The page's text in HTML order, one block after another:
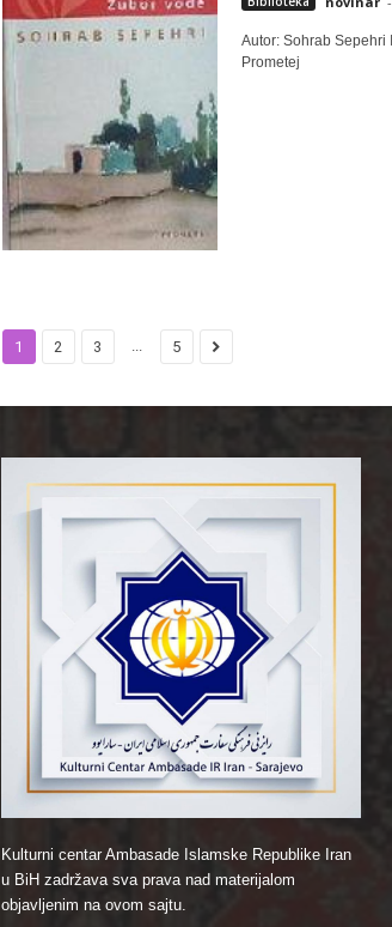
Autor: Sohrab Sepehri
Prometej
1 2 3 ... 5
Kulturni centar Ambasade Islamske Republike Iran
u BiH zadržava sva prava nad materijalom
objavljenim na ovom sajtu.